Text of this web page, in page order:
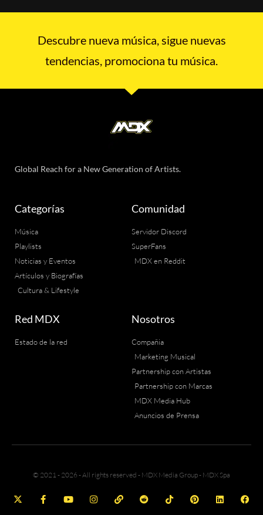
Descubre nueva música, sigue nuevas
tendencias, promociona tu música.
Global Reach for a New Generation of Artists.
Categorías
Música
Playlists
Noticias y Eventos
Artículos y Biografías
Cultura & Lifestyle
Comunidad
Servidor Discord
SuperFans
MDX en Reddit
Red MDX
Estado de la red
Nosotros
Compañia
Marketing Musical
Partnership con Artistas
Partnership con Marcas
MDX Media Hub
Anuncios de Prensa
© 2021 - 2026 - All rights reserved - MDX Media Group - MDX Spa